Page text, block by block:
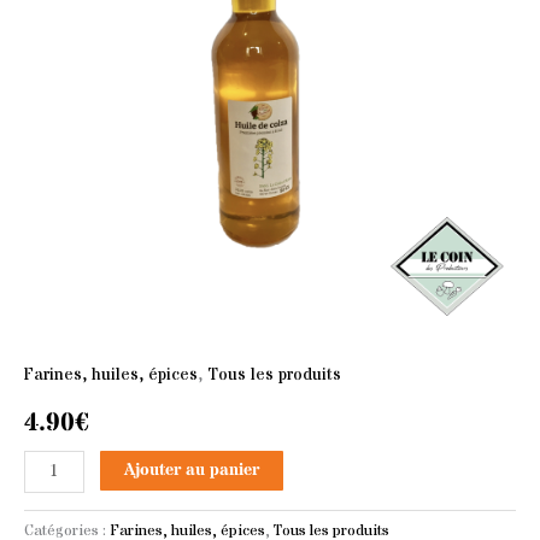
Farines, huiles, épices, Tous les produits
4.90€
Ajouter au panier
Catégories : Farines, huiles, épices, Tous les produits